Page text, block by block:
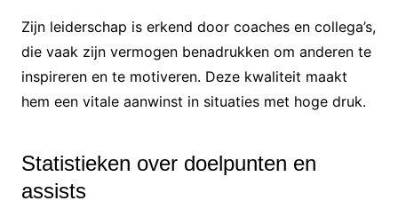
Zijn leiderschap is erkend door coaches en collega’s,
die vaak zijn vermogen benadrukken om anderen te
inspireren en te motiveren. Deze kwaliteit maakt
hem een vitale aanwinst in situaties met hoge druk.
Statistieken over doelpunten en
assists